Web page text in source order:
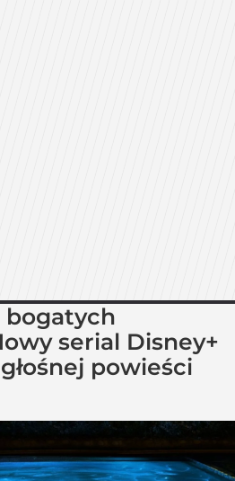
bogatych
serial Disney+
powieści